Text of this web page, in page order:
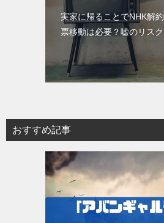
実家に帰ることでNHK解
票移動は必要？嘘のリス
おすすめ記事